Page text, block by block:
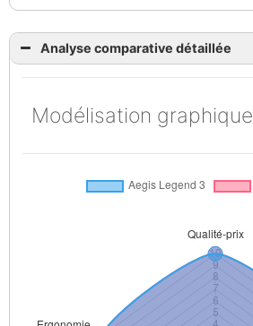
Analyse comparative détaillée
Modélisation graphique